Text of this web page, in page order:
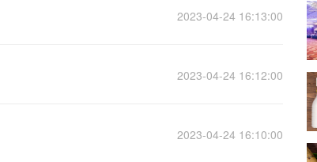
2023-04-24 16:13:00
2023-04-24 16:12:00
2023-04-24 16:10:00